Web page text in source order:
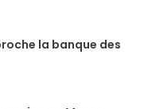
la banque des